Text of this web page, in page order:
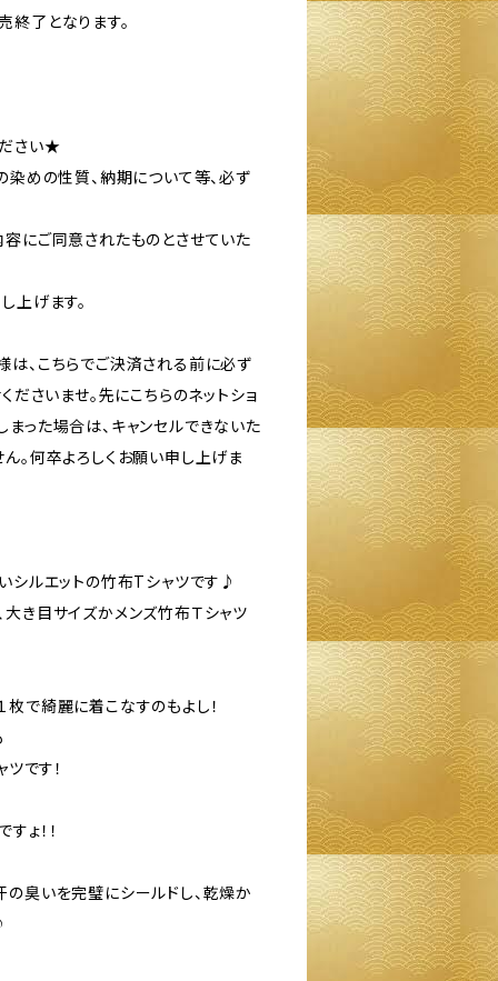
了となります。
さい★
染めの性質、納期について等、必ず
にご同意されたものとさせていた
上げます。
、こちらでご決済される前に必ず
さいませ。先にこちらのネットショ
った場合は、キャンセルできないた
。何卒よろしくお願い申し上げま
シルエットの竹布Tシャツです♪
き目サイズかメンズ竹布Ｔシャツ
で綺麗に着こなすのもよし！
です！
ょ！！
臭いを完璧にシールドし、乾燥か